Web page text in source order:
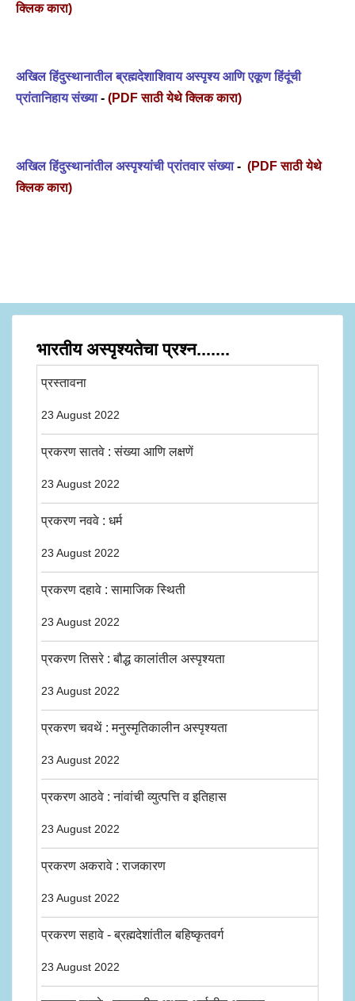
क्लिक कारा)
अखिल हिंदुस्थानातील ब्रह्मदेशाशिवाय अस्पृश्य आणि एकूण हिंदूंची
प्रांतानिहाय संख्या- (PDF साठी येथे क्लिक कारा)
अखिल हिंदुस्थानांतील अस्पृश्यांची प्रांतवार संख्या- (PDF साठी येथे
क्लिक कारा)
भारतीय अस्पृश्यतेचा प्रश्न.......
प्रस्तावना
23 August 2022
प्रकरण सातवे : संख्या आणि लक्षणें
23 August 2022
प्रकरण नववे : धर्म
23 August 2022
प्रकरण दहावे : सामाजिक स्थिती
23 August 2022
प्रकरण तिसरे : बौद्ध कालांतील अस्पृश्यता
23 August 2022
प्रकरण चवथें : मनुस्मृतिकालीन अस्पृश्यता
23 August 2022
प्रकरण आठवे : नांवांची व्युत्पत्ति व इतिहास
23 August 2022
प्रकरण अकरावे : राजकारण
23 August 2022
प्रकरण सहावे - ब्रह्मदेशांतील बहिष्कृतवर्ग
23 August 2022